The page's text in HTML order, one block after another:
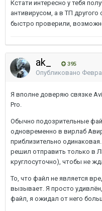
Кстати интересно у тебя
антивирусом, а в ТП
быстро проверили,
ak_ 395
Опубликовано
Я вполне доверяю связке
Pro.
Обычно подозрительные
одновременно в вирлаб
приблизительно
решил отправить только в
круглосуточно), чтобы не
То, что файл не является
вызывает. Я просто
файл, я ожидал от него